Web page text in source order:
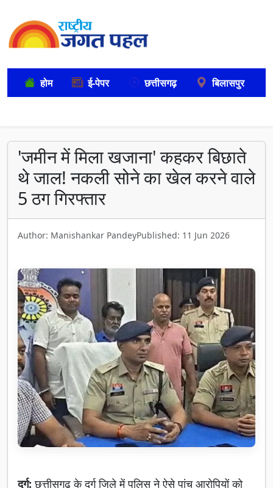
होम ई-पेपर छत्तीसगढ़ बिलासपुर
'जमीन में मिला खजाना' कहकर बिछाते
थे जाल! नकली सोने का खेल करने वाले
5 ठग गिरफ्तार
Author: Manishankar PandeyPublished: 11 Jun 2026
दुर्ग:छत्तीसगढ़ के दुर्ग जिले में पुलिस ने ऐसे पांच आरोपियों को